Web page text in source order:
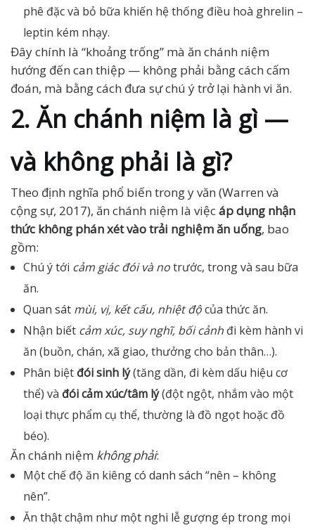
phê đặc và bỏ bữa khiến hệ thống điều hoà ghrelin –
leptin kém nhạy.
Đây chính là “khoảng trống” mà ăn chánh niệm
hướng đến can thiệp — không phải bằng cách cấm
đoán, mà bằng cách đưa sự chú ý trở lại hành vi ăn.
2. Ăn chánh niệm là gì —
và không phải là gì?
Theo định nghĩa phổ biến trong y văn (Warren và
cộng sự, 2017), ăn chánh niệm là việcáp dụng nhận
thức không phán xét vào trải nghiệm ăn uống, bao
gồm:
Chú ý tới cảm giác đói và notrước, trong và sau bữa
ăn.
Quan sát mùi, vị, kết cấu, nhiệt độcủa thức ăn.
Nhận biết cảm xúc, suy nghĩ, bối cảnh đi kèm hành vi
ăn (buồn, chán, xã giao, thưởng cho bản thân…).
Phân biệt đói sinh lý(tăng dần, đi kèm dấu hiệu cơ
thể) và đói cảm xúc/tâm lý(đột ngột, nhắm vào một
loại thực phẩm cụ thể, thường là đồ ngọt hoặc đồ
béo).
Ăn chánh niệm không phải:
Một chế độ ăn kiêng có danh sách “nên – không
nên”.
Ăn thật chậm như một nghi lễ gượng ép trong mọi